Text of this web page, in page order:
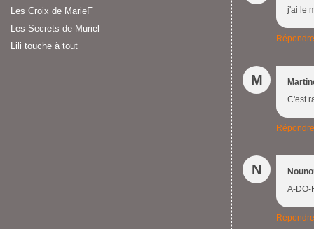
Les Croix de MarieF
Les Secrets de Muriel
Lili touche à tout
j'ai le
Répondre
M
C'est
Répondre
N
A-DO-
Répondre